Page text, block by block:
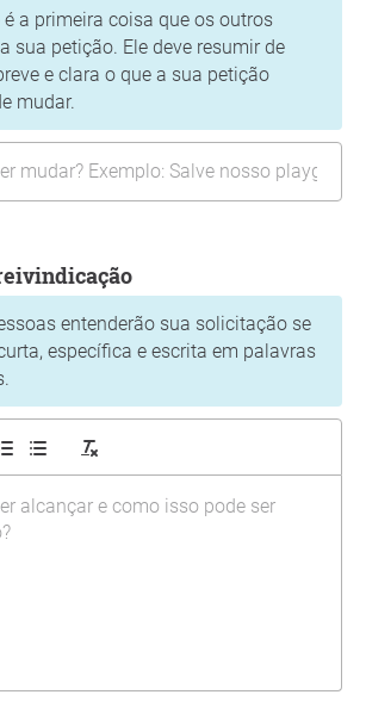
é a primeira coisa que os outros
sua petição. Ele deve resumir de
e clara o que a sua petição
mudar.
entenderão sua solicitação se
específica e escrita em palavras